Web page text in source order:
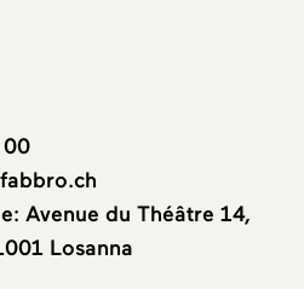
00
Avenue du Théâtre 14,
Losanna